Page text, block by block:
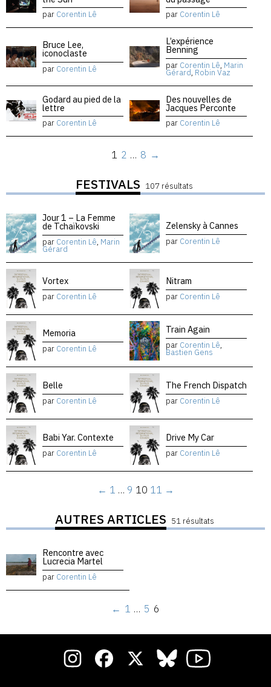
par Corentin Lê par Corentin Lê
Bruce Lee,
iconoclaste
par Corentin Lê
L’expérience
Benning
par Corentin Lê, Marin
Gérard, Robin Vaz
Godard au pied de la
lettre
par Corentin Lê
Des nouvelles de
Jacques Perconte
par Corentin Lê
1 2 … 8 →
FESTIVALS 107 résultats
Jour 1 – La Femme
de Tchaïkovski
par Corentin Lê, Marin
Gérard
Zelensky à Cannes
par Corentin Lê
Vortex
par Corentin Lê
Nitram
par Corentin Lê
Memoria
par Corentin Lê
Train Again
par Corentin Lê,
Bastien Gens
Belle
par Corentin Lê
The French Dispatch
par Corentin Lê
Babi Yar. Contexte
par Corentin Lê
Drive My Car
par Corentin Lê
← 1 … 9 10 11 →
AUTRES ARTICLES 51 résultats
Rencontre avec
Lucrecia Martel
par Corentin Lê
← 1 … 5 6